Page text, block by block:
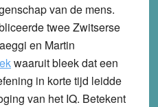
van de mens.
twee Zwitserse
en Martin
waaruit bleek dat een
in korte tijd leidde
van het IQ. Betekent